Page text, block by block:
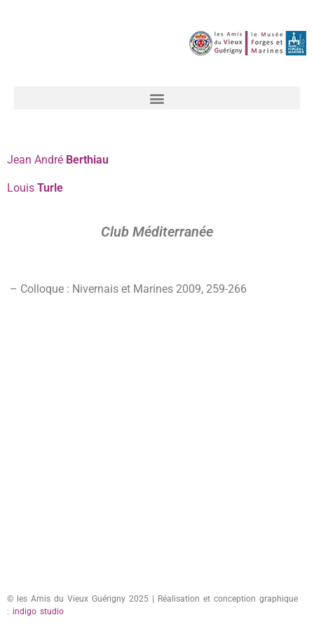
Jean André Berthiau
Louis Turle
Club Méditerranée
– Colloque : Nivernais et Marines 2009, 259-266
© les Amis du Vieux Guérigny 2025 | Réalisation et conception graphique
: indigo studio